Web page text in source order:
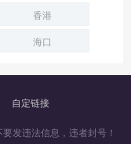
香港
海口
自定链接
发违法信息，违者封号！